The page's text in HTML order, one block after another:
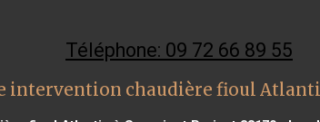
Téléphone: 09 72 66 89 55
intervention chaudière fioul